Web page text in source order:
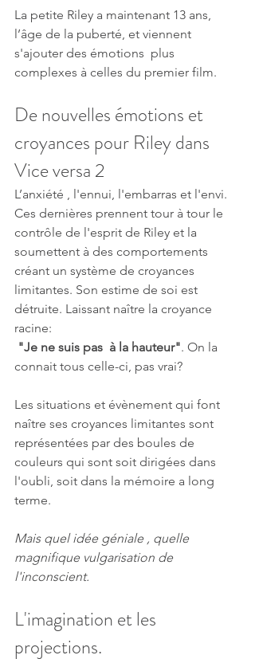
La petite Riley a maintenant 13 ans,
l’âge de la puberté, et viennent
s'ajouter des émotions  plus
complexes à celles du premier film.
De nouvelles émotions et
croyances pour Riley dans
Vice versa 2
L’anxiété , l'ennui, l'embarras et l'envi.
Ces dernières prennent tour à tour le
contrôle de l'esprit de Riley et la
soumettent à des comportements
créant un système de croyances
limitantes. Son estime de soi est
détruite. Laissant naître la croyance
racine:
"Je ne suis pas  à la hauteur". On la
connait tous celle-ci, pas vrai?
Les situations et évènement qui font
naître ses croyances limitantes sont
représentées par des boules de
couleurs qui sont soit dirigées dans
l'oubli, soit dans la mémoire a long
terme.
Mais quel idée géniale , quelle
magnifique vulgarisation de
l'inconscient.
L'imagination et les
projections.